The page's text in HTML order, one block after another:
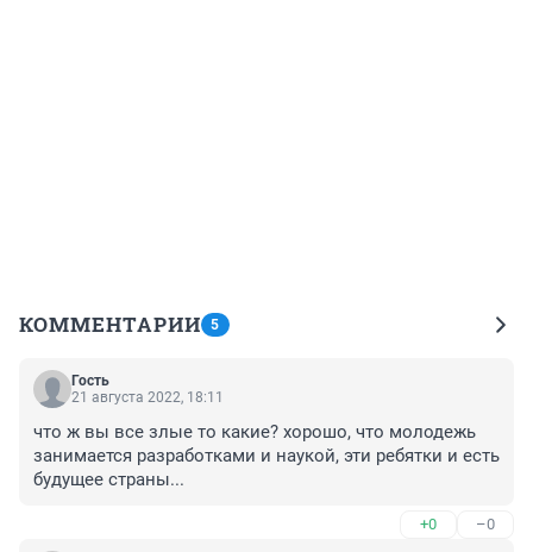
КОММЕНТАРИИ 5
Гость
21 августа 2022, 18:11
что ж вы все злые то какие? хорошо, что молодежь
занимается разработками и наукой, эти ребятки и есть
будущее страны...
+0 –0